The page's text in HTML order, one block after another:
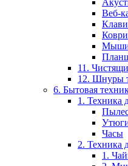
Веб-
11.
12. Шнуры
6. Бытовая
1. Техника
Часы
2. Техника
1.